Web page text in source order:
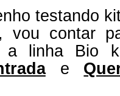
testando
vou contar
a linha Bio
e